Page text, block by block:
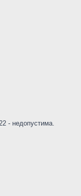
- недопустима.